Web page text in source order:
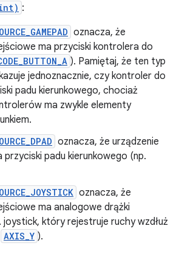
:
oznacza, że
ma przyciski kontrolera do
). Pamiętaj, że ten typ
jednoznacznie, czy kontroler do
padu kierunkowego, chociaż
ma zwykle elementy
oznacza, że urządzenie
przyciski padu kierunkowego (np.
oznacza, że
ma analogowe drążki
który rejestruje ruchy wzdłuż
AXIS_Y ).